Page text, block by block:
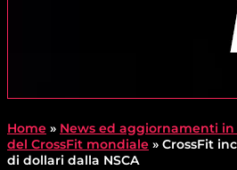
Home » News ed aggiornamenti
del CrossFit mondiale » CrossFit
di dollari dalla NSCA